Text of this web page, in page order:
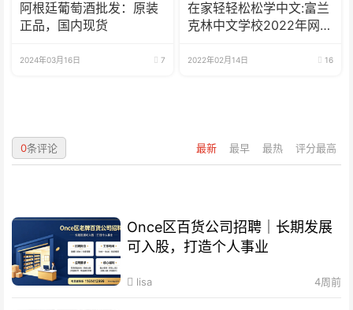
阿根廷葡萄酒批发：原装
正品，国内现货
2024年03月16日 7
在家轻轻松松学中文:富兰
克林中文学校2022年网校
2022年02月14日 16
最新 最早 最热 评分最高
0条评论
Once区百货公司招聘｜长期发展
可入股，打造个人事业
lisa 4周前